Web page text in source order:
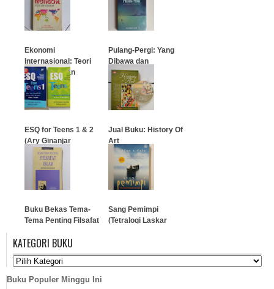
Ekonomi
Internasional: Teori
Dan Kebijakan
…
Pulang-Pergi: Yang
Dibawa dan
Ditinggalkan
…
ESQ for Teens 1 & 2
(Ary Ginanjar
Agustian)
Jual Buku: History Of
Art
Buku Bekas Tema-
Tema Penting Filsafat
…
Sang Pemimpi
(Tetralogi Laskar
…
KATEGORI BUKU
Buku Populer Minggu Ini